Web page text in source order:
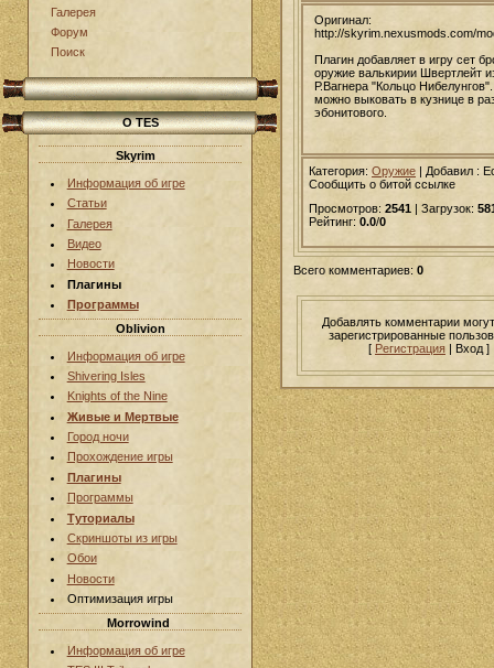
Галерея
Форум
Поиск
О TES
Skyrim
Информация об игре
Статьи
Галерея
Видео
Новости
Плагины
Программы
Oblivion
Информация об игре
Shivering Isles
Knights of the Nine
Живые и Мертвые
Город ночи
Прохождение игры
Плагины
Программы
Туториалы
Скриншоты из игры
Обои
Новости
Оптимизация игры
Morrowind
Информация об игре
Оригинал:
http://skyrim.nexusmods.com/
Плагин добавляет в игру сет
оружие валькирии Швертлейт
Р.Вагнера "Кольцо
можно выковать в кузнице в
эбонитового.
Категория: Оружие | Добавил :
Сообщить о битой ссылке
Просмотров: 2541 | Загрузок:
Рейтинг: 0.0/0
Всего комментариев: 0
Добавлять комментарии
зарегистрированные
[ Регистрация | Вход ]